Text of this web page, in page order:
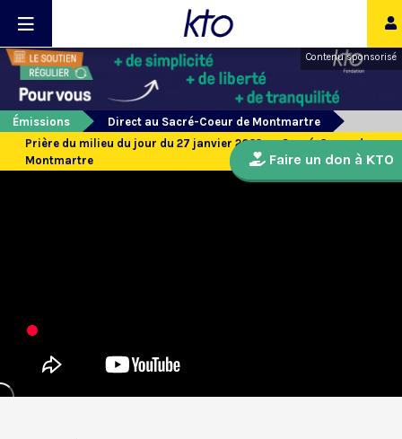
Contenu sponsorisé
Émissions
Direct au Sacré-Coeur de Montmartre
Prière du milieu du jour du 27 janvier 2022 au Sacré-Coeur de
Montmartre
Faire un don à KTO